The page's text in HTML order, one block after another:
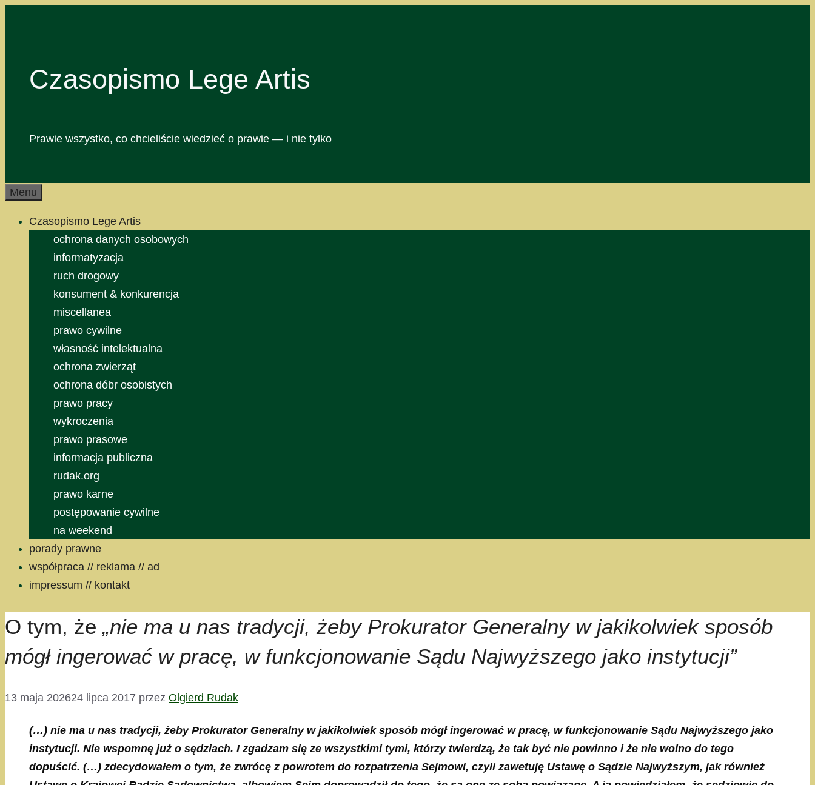
Czasopismo Lege Artis
Prawie wszystko, co chcieliście wiedzieć o prawie — i nie tylko
Menu
Czasopismo Lege Artis
ochrona danych osobowych
informatyzacja
ruch drogowy
konsument & konkurencja
miscellanea
prawo cywilne
własność intelektualna
ochrona zwierząt
ochrona dóbr osobistych
prawo pracy
wykroczenia
prawo prasowe
informacja publiczna
rudak.org
prawo karne
postępowanie cywilne
na weekend
porady prawne
współpraca // reklama // ad
impressum // kontakt
O tym, że „nie ma u nas tradycji, żeby Prokurator Generalny w jakikolwiek sposób
mógł ingerować w pracę, w funkcjonowanie Sądu Najwyższego jako instytucji”
13 maja 202624 lipca 2017 przez Olgierd Rudak
(…) nie ma u nas tradycji, żeby Prokurator Generalny w jakikolwiek sposób mógł ingerować w pracę, w funkcjonowanie Sądu Najwyższego jako
instytucji. Nie wspomnę już o sędziach. I zgadzam się ze wszystkimi tymi, którzy twierdzą, że tak być nie powinno i że nie wolno do tego
dopuścić. (…) zdecydowałem o tym, że zwrócę z powrotem do rozpatrzenia Sejmowi, czyli zawetuję Ustawę o Sądzie Najwyższym, jak również